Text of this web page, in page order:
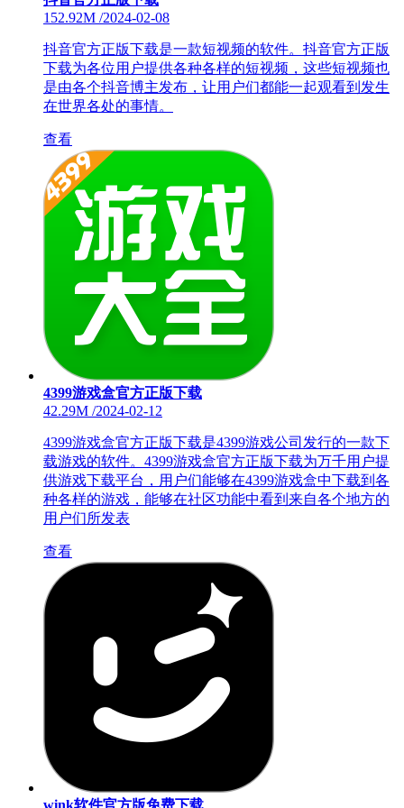
152.92M /2024-02-08
抖音官方正版下载是一款短视频的软件。抖音官方正版
下载为各位用户提供各种各样的短视频，这些短视频也
是由各个抖音博主发布，让用户们都能一起观看到发生
在世界各处的事情。
查看
4399游戏盒官方正版下载
42.29M /2024-02-12
4399游戏盒官方正版下载是4399游戏公司发行的一款下
载游戏的软件。4399游戏盒官方正版下载为万千用户提
供游戏下载平台，用户们能够在4399游戏盒中下载到各
种各样的游戏，能够在社区功能中看到来自各个地方的
用户们所发表
查看
wink软件官方版免费下载